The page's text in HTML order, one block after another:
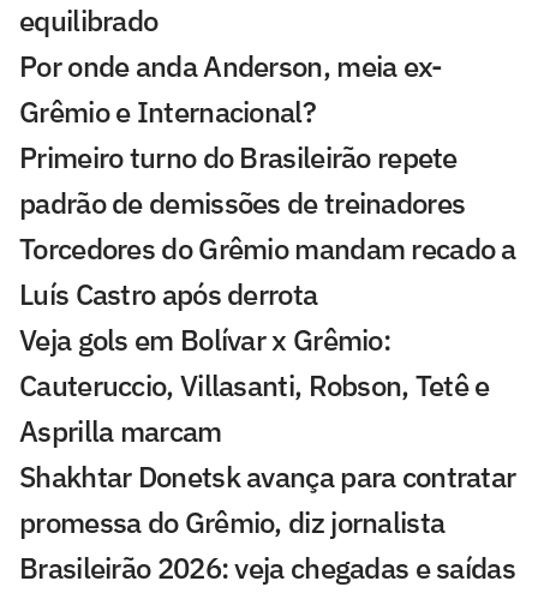
equilibrado
Por onde anda Anderson, meia ex-
Grêmio e Internacional?
Primeiro turno do Brasileirão repete
padrão de demissões de treinadores
Torcedores do Grêmio mandam recado a
Luís Castro após derrota
Veja gols em Bolívar x Grêmio:
Cauteruccio, Villasanti, Robson, Tetê e
Asprilla marcam
Shakhtar Donetsk avança para contratar
promessa do Grêmio, diz jornalista
Brasileirão 2026: veja chegadas e saídas